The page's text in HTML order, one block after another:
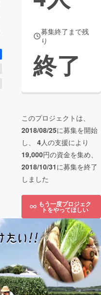
募集終了まで残
り
終了
このプロジェクトは、
2018/08/25に募集を開始
し、 4人の支援により
19,000円の資金を集め、
2018/10/31に募集を終了
しました
もう一度プロジェク
トをやってほしい